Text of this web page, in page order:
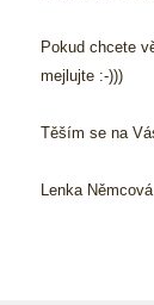
Pokud chcete
mejlujte :-)))
Těším se na
Lenka Němcová